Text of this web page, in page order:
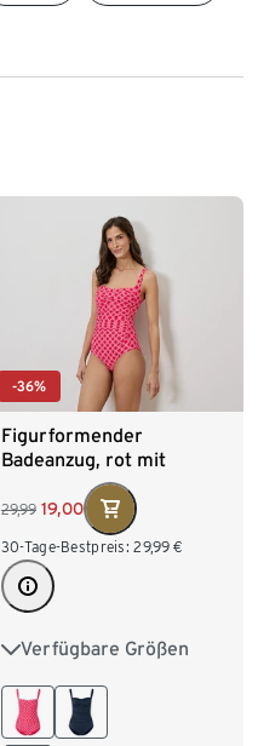
-36%
Figurformender
Badeanzug, rot mit
weißem Alloverprint
29,99 19,00
30-Tage-Bestpreis: 29,99 €
Verfügbare Größen
38 40 42 44
46 48